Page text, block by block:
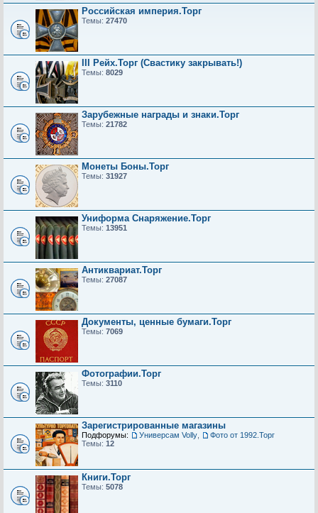
Российская империя.Торг
Темы: 27470
III Рейх.Торг (Свастику закрывать!)
Темы: 8029
Зарубежные награды и знаки.Торг
Темы: 21782
Монеты Боны.Торг
Темы: 31927
Униформа Снаряжение.Торг
Темы: 13951
Антиквариат.Торг
Темы: 27087
Документы, ценные бумаги.Торг
Темы: 7069
Фотографии.Торг
Темы: 3110
Зарегистрированные магазины
Подфорумы: Универсам Volly
Фото от 1992.Торг
Темы: 12
Книги.Торг
Темы: 5078